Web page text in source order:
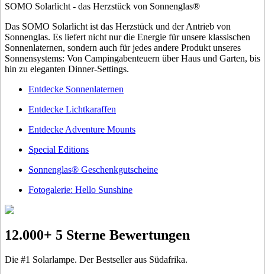
SOMO Solarlicht - das Herzstück von Sonnenglas®
Das SOMO Solarlicht ist das Herzstück und der Antrieb von
Sonnenglas. Es liefert nicht nur die Energie für unsere klassischen
Sonnenlaternen, sondern auch für jedes andere Produkt unseres
Sonnensystems: Von Campingabenteuern über Haus und Garten, bis
hin zu eleganten Dinner-Settings.
Entdecke Sonnenlaternen
Entdecke Lichtkaraffen
Entdecke Adventure Mounts
Special Editions
Sonnenglas® Geschenkgutscheine
Fotogalerie: Hello Sunshine
12.000+ 5 Sterne Bewertungen
Die #1 Solarlampe. Der Bestseller aus Südafrika.